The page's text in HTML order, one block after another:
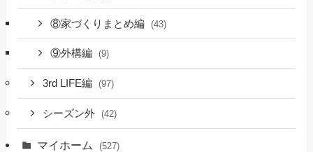
⑧家づくりまとめ編 (43)
⑨外構編 (9)
3rd LIFE編 (97)
シーズン外 (42)
マイホーム (527)